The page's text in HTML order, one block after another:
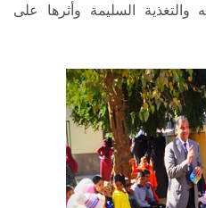
السليمة وأثرها على